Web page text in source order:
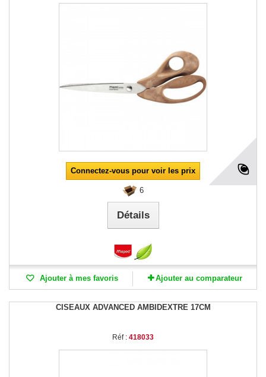
Connectez-vous pour voir les prix
6
Détails
Ajouter à mes favoris Ajouter au comparateur
CISEAUX ADVANCED AMBIDEXTRE 17CM
Réf : 418033